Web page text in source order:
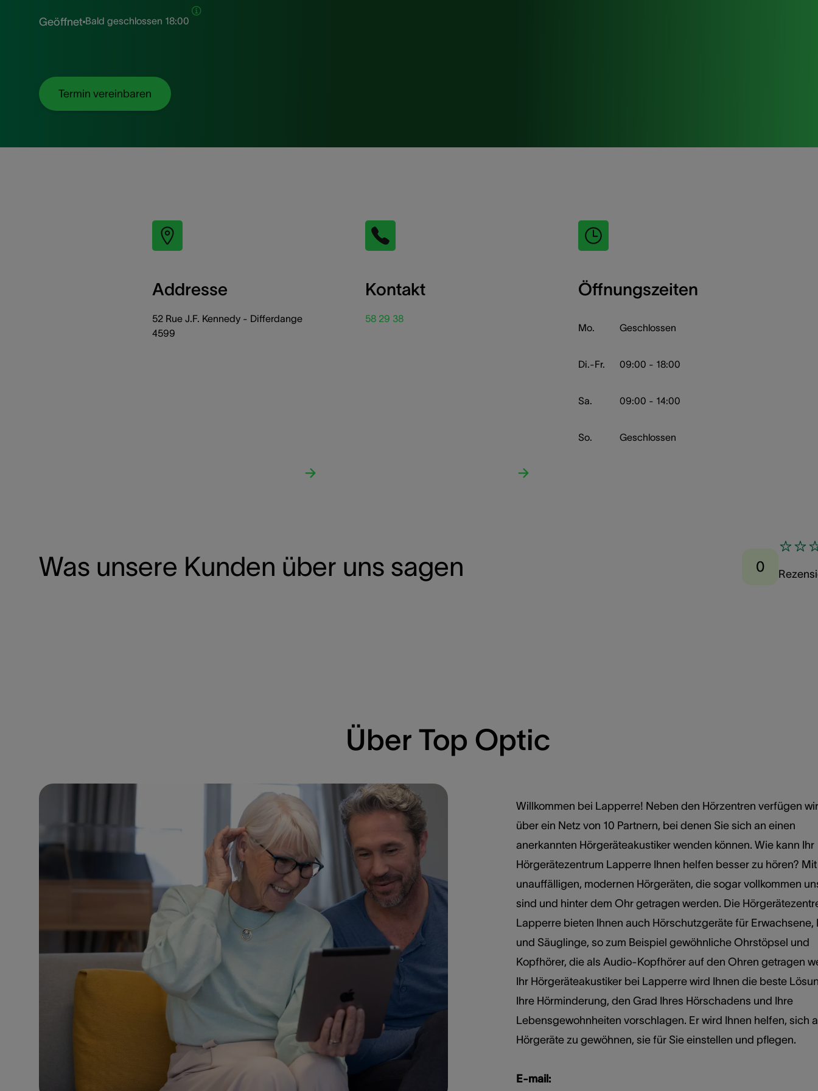
Geöffnet Bald geschlossen 18:00
Termin vereinbaren
Addresse
52 Rue J.F. Kennedy - Differdange
4599
Kontakt
58 29 38
Öffnungszeiten
Mo. Geschlossen
Di.-Fr. 09:00 - 18:00
Sa. 09:00 - 14:00
So. Geschlossen
Was unsere Kunden über uns sagen 0
Über Top Optic
Willkommen bei Lapperre! Neben den Hörzentren verfügen
über ein Netz von 10 Partnern, bei denen Sie sich an einen
anerkannten Hörgeräteakustiker wenden können. Wie kann Ihr
Hörgerätezentrum Lapperre Ihnen helfen besser zu hören? Mit
unauffälligen, modernen Hörgeräten, die sogar vollkommen
sind und hinter dem Ohr getragen werden. Die
Lapperre bieten Ihnen auch Hörschutzgeräte für Erwachsene,
und Säuglinge, so zum Beispiel gewöhnliche Ohrstöpsel und
Kopfhörer, die als Audio-Kopfhörer auf den Ohren getragen
Ihr Hörgeräteakustiker bei Lapperre wird Ihnen die beste
Ihre Hörminderung, den Grad Ihres Hörschadens und Ihre
Lebensgewohnheiten vorschlagen. Er wird Ihnen helfen, sich
Hörgeräte zu gewöhnen, sie für Sie einstellen und pflegen.
E-mail: